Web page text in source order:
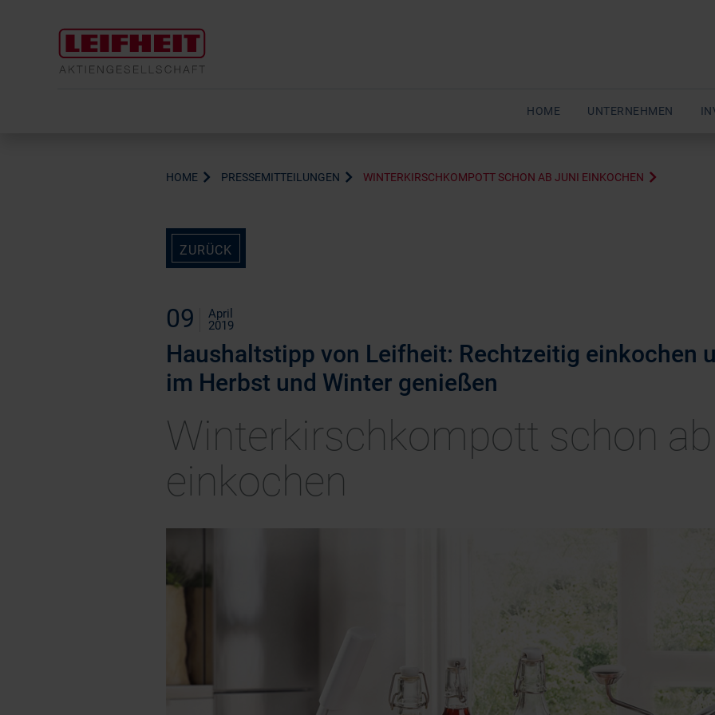
HOME UNTERNEHMEN
HOME PRESSEMITTEILUNGEN WINTERKIRSCHKOMPOTT SCHON AB JUNI EINKOCHEN
ZURÜCK
09
April
2019
Haushaltstipp von Leifheit: Rechtzeitig einkochen
im Herbst und Winter genießen
Winterkirschkompott schon
einkochen